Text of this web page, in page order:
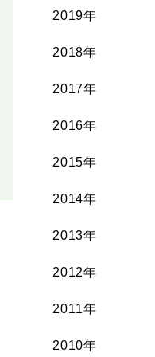
2019年
2018年
2017年
2016年
2015年
2014年
2013年
2012年
2011年
2010年